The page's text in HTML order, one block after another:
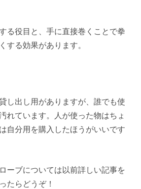
る役目と、手に直接巻くことで拳
する効果があります。
し出し用がありますが、誰でも使
れています。人が使った物はちょ
自分用を購入したほうがいいです
ーブについては以前詳しい記事を
たらどうぞ！